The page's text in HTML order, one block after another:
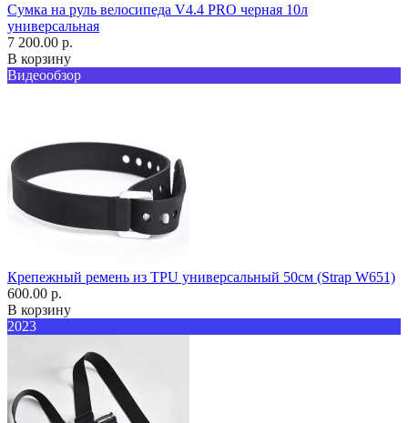
Сумка на руль велосипеда V4.4 PRO черная 10л
универсальная
7 200.00 р.
В корзину
Видеообзор
Крепежный ремень из TPU универсальный 50см (Strap W651)
600.00 р.
В корзину
2023